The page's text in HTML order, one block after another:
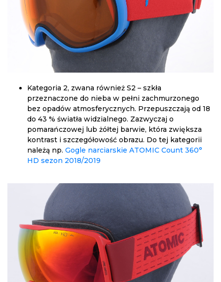
Kategoria 2, zwana również S2 – szkła
przeznaczone do nieba w pełni zachmurzonego
bez opadów atmosferycznych. Przepuszczają od 18
do 43 % światła widzialnego. Zazwyczaj o
pomarańczowej lub żółtej barwie, która zwiększa
kontrast i szczegółowość obrazu. Do tej kategorii
należą np. Gogle narciarskie ATOMIC Count 360°
HD sezon 2018/2019